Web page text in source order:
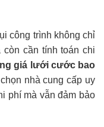
công trình không chỉ
cần tính toán chi
giá lưới cước bao
nhà cung cấp uy
phí mà vẫn đảm bảo